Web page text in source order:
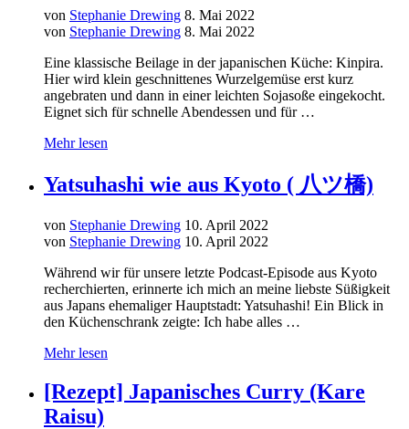
von Stephanie Drewing 8. Mai 2022
von Stephanie Drewing 8. Mai 2022
Eine klassische Beilage in der japanischen Küche: Kinpira.
Hier wird klein geschnittenes Wurzelgemüse erst kurz
angebraten und dann in einer leichten Sojasoße eingekocht.
Eignet sich für schnelle Abendessen und für …
Mehr lesen
Yatsuhashi wie aus Kyoto ( 八ツ橋)
von Stephanie Drewing 10. April 2022
von Stephanie Drewing 10. April 2022
Während wir für unsere letzte Podcast-Episode aus Kyoto
recherchierten, erinnerte ich mich an meine liebste Süßigkeit
aus Japans ehemaliger Hauptstadt: Yatsuhashi! Ein Blick in
den Küchenschrank zeigte: Ich habe alles …
Mehr lesen
[Rezept] Japanisches Curry (Kare
Raisu)